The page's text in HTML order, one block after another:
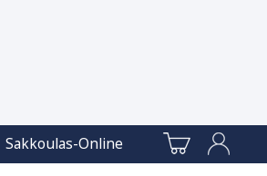
Sakkoulas-Online